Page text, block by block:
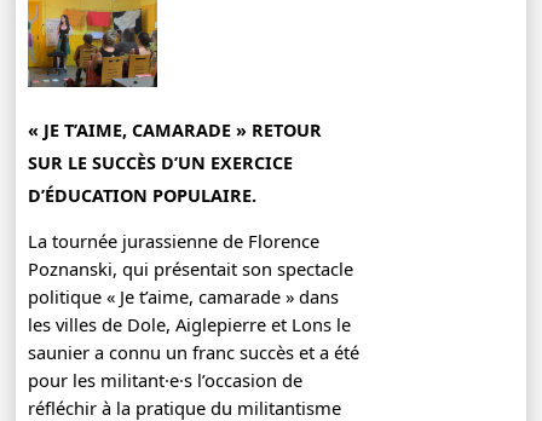
« JE T’AIME, CAMARADE » RETOUR
SUR LE SUCCÈS D’UN EXERCICE
D’ÉDUCATION POPULAIRE.
La tournée jurassienne de Florence
Poznanski, qui présentait son spectacle
politique « Je t’aime, camarade » dans
les villes de Dole, Aiglepierre et Lons le
saunier a connu un franc succès et a été
pour les militant·e·s l’occasion de
réfléchir à la pratique du militantisme